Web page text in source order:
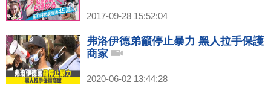
2017-09-28 15:52:04
弗洛伊德弟籲停止暴力 黑人拉手保護
商家
2020-06-02 13:44:28